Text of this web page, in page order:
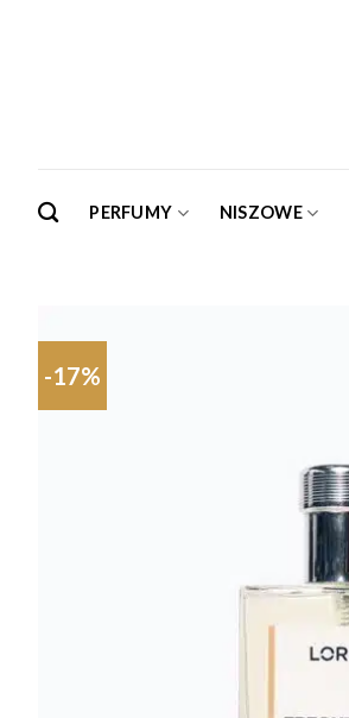
PERFUMY NISZOWE
-17%